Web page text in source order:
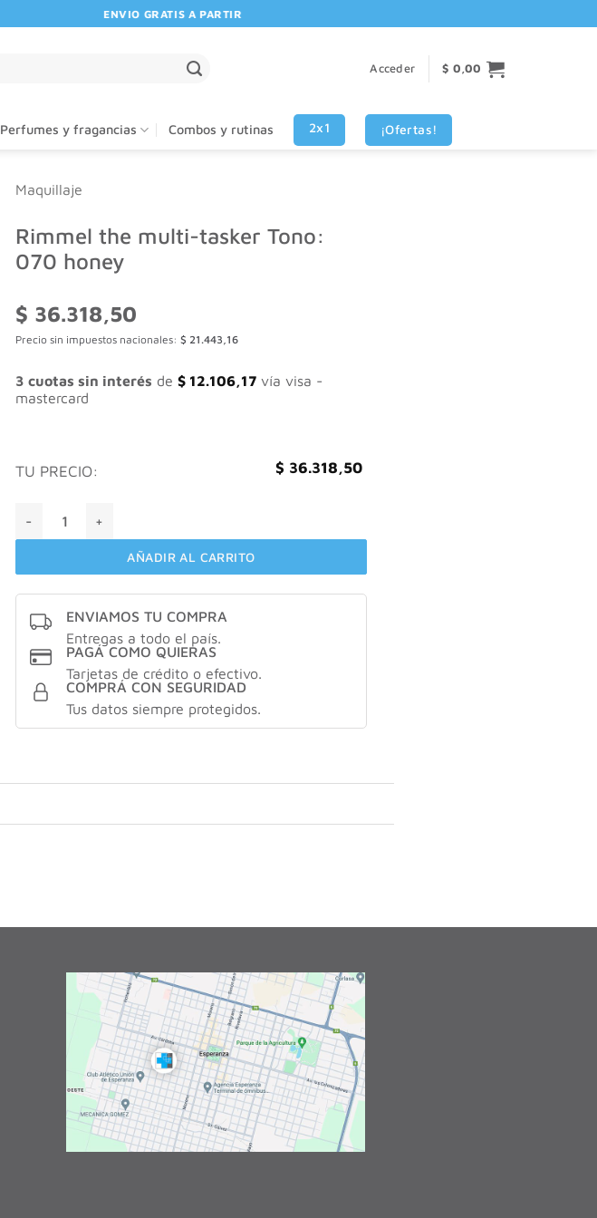
ENVIO GRATIS A PARTIR DE $80.000! 🚚 | 💳 3 CUOTAS SIN INTERES VISA - MASTERCARD
Acceder $ 0,00
Perfumes y fragancias Combos y rutinas 2x1 ¡Ofertas!
Maquillaje
Rimmel the multi-tasker Tono:
070 honey
$ 36.318,50
Precio sin impuestos nacionales: $ 21.443,16
3 cuotas sin interés de $ 12.106,17 vía visa -
mastercard
TU PRECIO: $ 36.318,50
AÑADIR AL CARRITO
ENVIAMOS TU COMPRA
Entregas a todo el país.
PAGÁ COMO QUIERAS
Tarjetas de crédito o efectivo.
COMPRÁ CON SEGURIDAD
Tus datos siempre protegidos.